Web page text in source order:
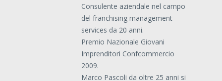
Consulente aziendale nel campo
del franchising management
services da 20 anni.
Premio Nazionale Giovani
Imprenditori Confcommercio
2009.
Marco Pascoli da oltre 25 anni si